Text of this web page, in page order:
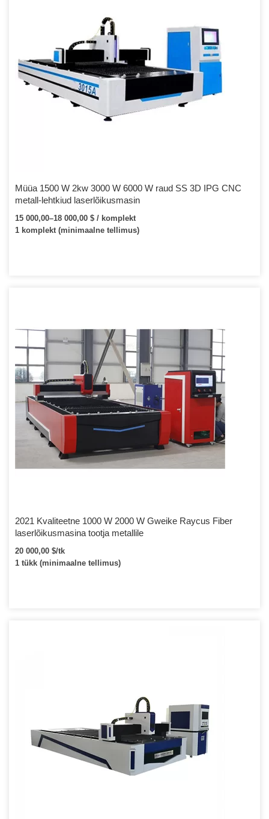
Müüa 1500 W 2kw 3000 W 6000 W raud SS 3D IPG CNC
metall-lehtkiud laserlõikusmasin
15 000,00–18 000,00 $ / komplekt
1 komplekt (minimaalne tellimus)
2021 Kvaliteetne 1000 W 2000 W Gweike Raycus Fiber
laserlõikusmasina tootja metallile
20 000,00 $/tk
1 tükk (minimaalne tellimus)